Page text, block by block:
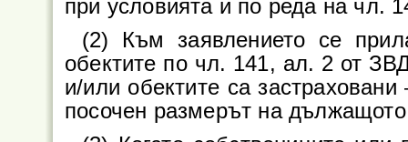
при условията и по реда на чл.
(2) Към заявлението се
обектите по чл. 141, ал. 2 от
и/или обектите са
посочен размерът на